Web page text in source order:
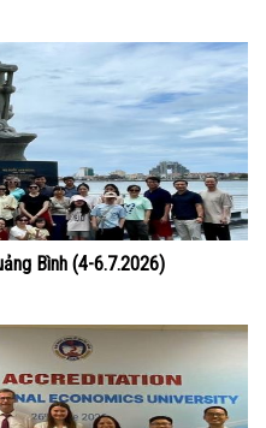
Bình (4-6.7.2026)